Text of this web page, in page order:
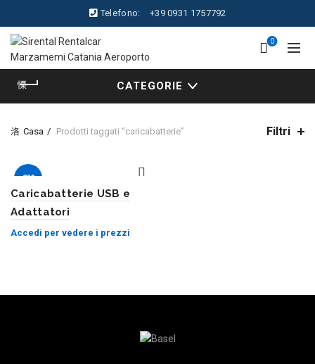
Telefono: +39 0931 1757792
0
CATEGORIE
Casa Prodotti taggati “caricabatterie” Filtri
-28%
Caricabatterie USB e
Adattatori
Accedi per vedere i prezzi